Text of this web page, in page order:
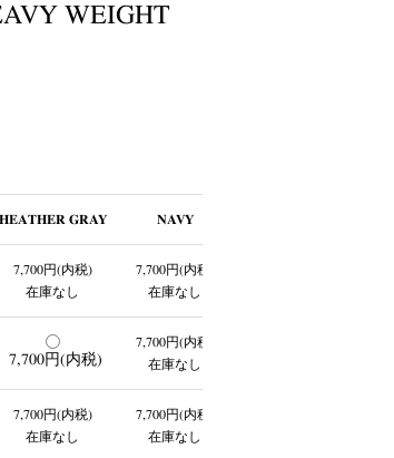
WEIGHT
HEATHER GRAY NAVY
7,700円(内税)
在庫なし
7,700円(内税)
在庫なし
7,700円(内税)
7,700円(内税)
在庫なし
7,700円(内税)
在庫なし
7,700円(内税)
在庫なし